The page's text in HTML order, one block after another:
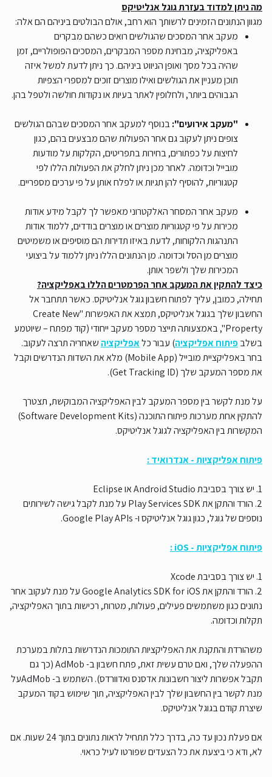
מה ניתן למדוד בעזרת גוגל אנליטיקס
מגוון הנתונים הזמינים לרשותך הוא רחב, אולם הבולטים ביניהם הם אלה:
מעקב אחר המסכים שהגולשים רואים כשהם מבקרים
באפליקציה, מבחינת מספר המבקרים, המסכים הפופולריים, זמן
שהיה בכל מסך ואופן הניווט ביניהם. כך ניתן לדעת למשל איזה
תוכן מעניין את הגולשים ואילו מוצרים זוכים למספרי הצפיות
הגבוהים ביותר, ולחלופין לאתר בעיות או נקודות חולשה ולטפל בהן.
"מעקב אירועים":בנוסף למעקב אחר המסכים שבהם הגולשים
צופים ניתן לעקוב גם אחר הפעולות שהם מבצעים בהם, כגון
לחיצות על כפתורים, בחירות בתפריטים, הקלקות על מודעות
מובייל וכדומה. לאחר מכן ניתן לחלק את הפעולות הללו לפי
קטגוריות, להוסיף להן תגיות או לפלח אותן על פי ערכים מספריים.
מעקב אחר המסחר האלקטרוני מאפשר לך לקבל מידע אודות
מכירות על פי קטגוריות מוצרים או מוצרים בודדים, ללמוד אודות
התנהגות הלקוחות, לדעת באיזו תדירות הם מוסיפים או משמיטים
מוצרים מן הסל וכדומה. מן הנתונים הללו ניתן ללמוד על ביצועי
המכירות שלך ולשפר אותן.
כיצד להתקין את המעקב אחר הפרמטרים הללו באפליקציה?
תחילה, כמובן, עליך לפתוח חשבון גוגל אנליטיקס. כאשר תתחבר אל
החשבון שלך בגוגל אנליטיקס, תמצא את האפשרות "Create New
Property", באמצעותה תייצר מספר מעקב ייחודי (קוד מפתח – שיוטמע
בשלבפיתוח אפליקציה) עבור כלאפליקציה שאחריה תרצה לעקוב.
בחר באפליקציית מובייל (Mobile App) מלא את השדות הנדרשים וקבל
את מספר המעקב שלך (Get Tracking ID).
על מנת לקשר בין מספר המעקב לבין האפליקציה המבוקשת, תצטרך
להתקין אחת מערכות פיתוח התוכנה (Software Development Kits)
המקשרות בין האפליקציה לגוגל אנליטיקס.
פיתוח אפליקציות - אנדרואיד :
1. יש צורך בסביבת Android Studio או Eclipse
2. הורד והתקן את Play Services SDK על מנת לקבל גישה לשירותים
נוספים של גוגל, כגון גוגל אנליטיקס ו- Google Play APIs.
פיתוח אפליקציות - iOS :
1. יש צורך בסביבת Xcode
2. הורד והתקן את Google Analytics SDK for iOS על מנת לעקוב אחר
נתונים כגון משתמשים פעילים, פעולות, מטרות, רכישות בתוך האפליקציה,
תקלות וכדומה.
משהורדת והתקנת את האפליקציות התומכות הנדרשות בתלות במערכת
ההפעלה שלך, ואם טרם עשית זאת, פתח חשבון ב- AdMob (כך גם
תקבל אפשרות ליצור חשבונות אדסנס ואדוורדס). השתמש ב- AdMobעל
מנת לקשר בין החשבון שלך לבין האפליקציה, תוך שימוש בקוד המעקב
שיצרת קודם בגוגל אנליטיקס.
אם פעלת נכון עד כה, בדרך כלל תתחיל לראות נתונים בתוך 24 שעות. אם
לא, ודא כי ביצעת את כל הצעדים שפורטו לעיל כראוי.